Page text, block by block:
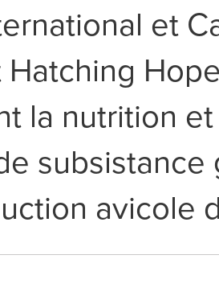
et
la nutrition
subsistance
avicole